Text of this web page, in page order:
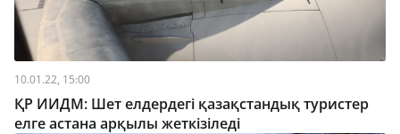
10.01.22, 15:00
ҚР ИИДМ: Шет елдердегі қазақстандық туристер
елге астана арқылы жеткізіледі